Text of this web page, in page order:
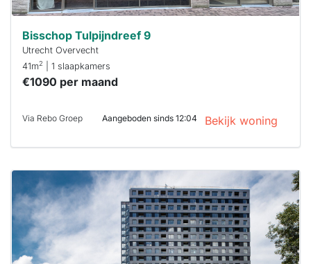
je hierbij!
Bisschop Tulpijndreef 9
Utrecht Overvecht
41m2 | 1 slaapkamers
€1090 per maand
Via Rebo Groep Aangeboden sinds 12:04 Bekijk woning
Deze woning
is
waarschijnlijk
al verhuurd
Om kans te
maken moet je
minuten